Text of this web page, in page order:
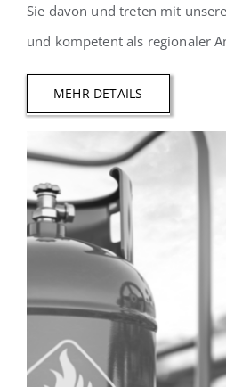
Sie davon und treten mit
und kompetent als regionaler
MEHR DETAILS